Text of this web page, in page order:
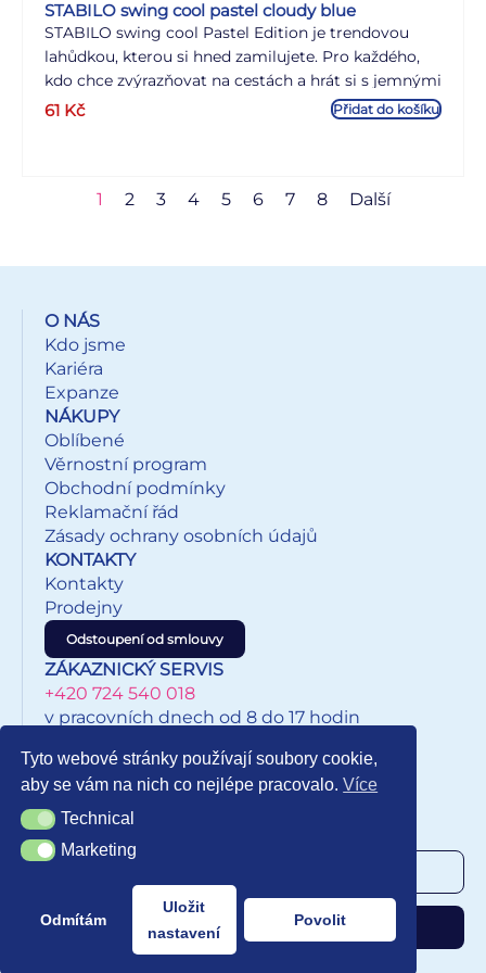
STABILO swing cool pastel cloudy blue
STABILO swing cool Pastel Edition je trendovou
lahůdkou, kterou si hned zamilujete. Pro každého,
kdo chce zvýrazňovat na cestách a hrát si s jemnými
barvami, je STABILO swing cool v pastelových
práci. S praktickým klipsem a úzkým tvarem je
61 Kč Přidat do košíku
1 2 3 4 5 6 7 8 Další
O NÁS
Kdo jsme
Kariéra
Expanze
NÁKUPY
Oblíbené
Věrnostní program
Obchodní podmínky
Reklamační řád
Zásady ochrany osobních údajů
KONTAKTY
Kontakty
Prodejny
Odstoupení od smlouvy
ZÁKAZNICKÝ SERVIS
+420 724 540 018
v pracovních dnech od 8 do 17 hodin
NEWSLETTER
Tyto webové stránky používají soubory cookie,
aby se vám na nich co nejlépe pracovalo.Více
TechnicalTechnical
MarketingMarketing
Odmítám
Uložit
nastavení
Povolit